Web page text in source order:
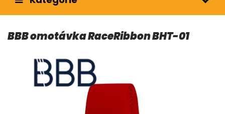
BBB omotávka RaceRibbon BHT-01